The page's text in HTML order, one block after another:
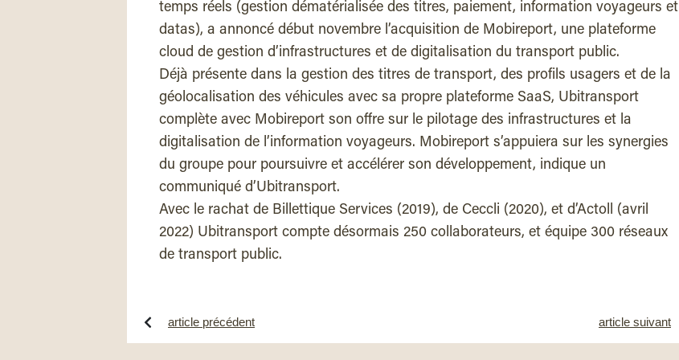
temps réels (gestion dématérialisée des titres, paiement, information voyageurs et
datas), a annoncé début novembre l’acquisition de Mobireport, une plateforme
cloud de gestion d’infrastructures et de digitalisation du transport public.
Déjà présente dans la gestion des titres de transport, des profils usagers et de la
géolocalisation des véhicules avec sa propre plateforme SaaS, Ubitransport
complète avec Mobireport son offre sur le pilotage des infrastructures et la
digitalisation de l’information voyageurs. Mobireport s’appuiera sur les synergies
du groupe pour poursuivre et accélérer son développement, indique un
communiqué d’Ubitransport.
Avec le rachat de Billettique Services (2019), de Ceccli (2020), et d’Actoll (avril
2022) Ubitransport compte désormais 250 collaborateurs, et équipe 300 réseaux
de transport public.
article précédent article suivant